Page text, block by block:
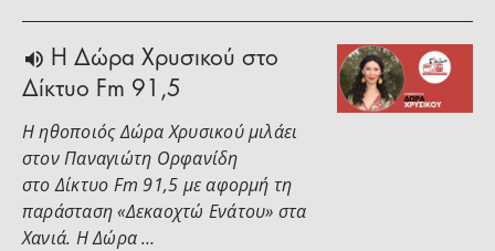
H Δώρα Χρυσικού στο
Δίκτυο Fm 91,5
Η ηθοποιός Δώρα Χρυσικού μιλάει
στoν Παναγιώτη Ορφανίδη
στο Δίκτυο Fm 91,5 με αφορμή τη
παράσταση «Δεκαοχτώ Ενάτου» στα
Χανιά. Η Δώρα …